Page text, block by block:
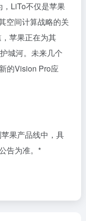
LiTo不仅是苹果
空间计算战略的关
苹果正在为其
城河。未来几个
的Vision Pro应
果产品线中，具
告为准。*